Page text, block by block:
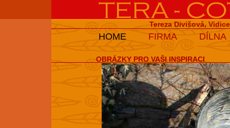
Tereza Divišová,
HOME FIRMA DÍLNA
OBRÁZKY PRO VAŠI INSPIRACI